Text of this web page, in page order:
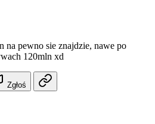
na pewno sie znajdzie, nawe po
120mln xd
Zgłoś